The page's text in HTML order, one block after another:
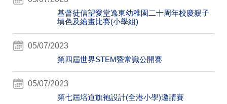
基督徒信望愛堂逸東幼稚園二十周年校慶親子
填色及繪畫比賽(小學組)
05/07/2023
第四屆世界STEM暨常識公開賽
05/07/2023
第七屆培道旗袍設計(全港小學)邀請賽